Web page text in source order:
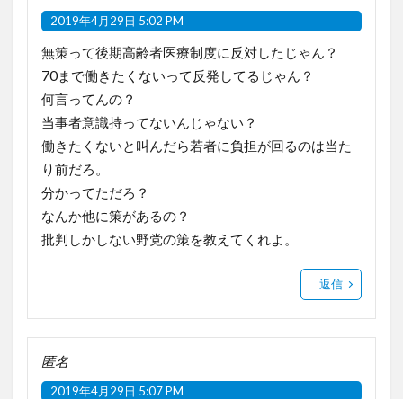
2019年4月29日 5:02 PM
無策って後期高齢者医療制度に反対したじゃん？
70まで働きたくないって反発してるじゃん？
何言ってんの？
当事者意識持ってないんじゃない？
働きたくないと叫んだら若者に負担が回るのは当た
り前だろ。
分かってただろ？
なんか他に策があるの？
批判しかしない野党の策を教えてくれよ。
返信
匿名
2019年4月29日 5:07 PM